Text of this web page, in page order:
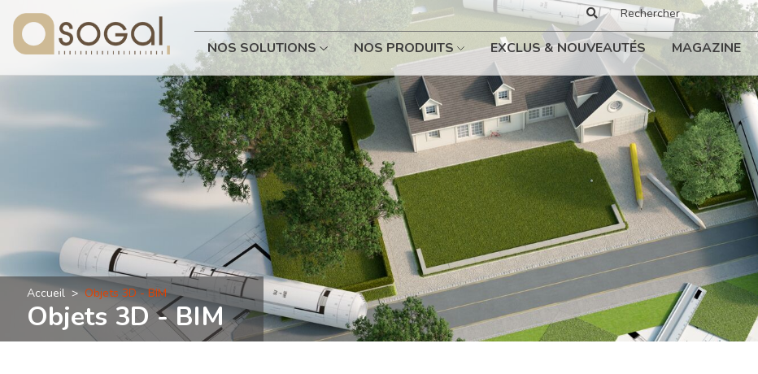
NOS SOLUTIONS NOS PRODUITS EXCLUS & NOUVEAUTÉS MAGAZINE
Accueil Objets 3D - BIM
Objets 3D - BIM